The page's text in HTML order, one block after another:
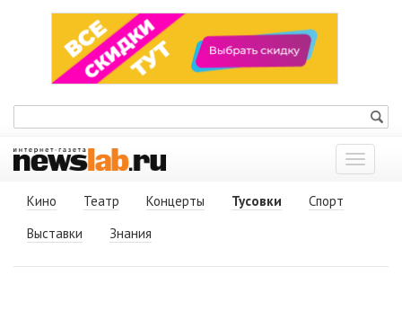
Показать
меню
Кино
Театр Концерты Тусовки
Спорт
Выставки
Знания